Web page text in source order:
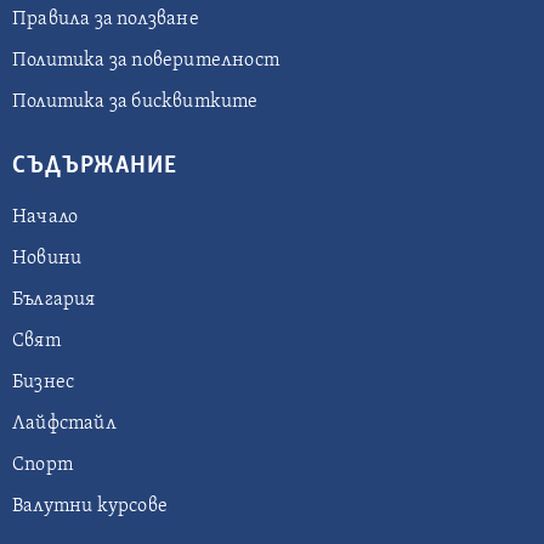
Правила за ползване
Политика за поверителност
Политика за бисквитките
СЪДЪРЖАНИЕ
Начало
Новини
България
Свят
Бизнес
Лайфстайл
Спорт
Валутни курсове